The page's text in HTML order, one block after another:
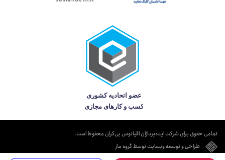
تمامی حقوق برای شرکت ایده‌پردازان اقیانوس بی‌کران محفوظ است.
طراحی و توسعه وبسایت توسط گروه ماز